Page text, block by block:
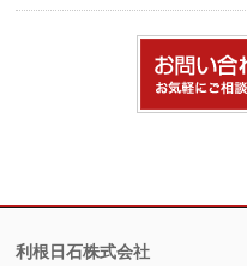
利根日石株式会社